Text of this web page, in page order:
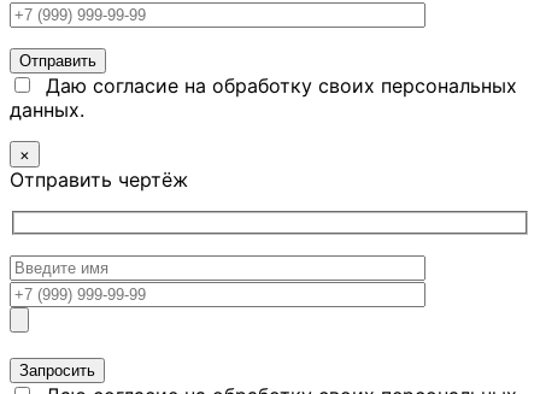
Даю согласие на обработку своих персональных
данных.
×
Отправить чертёж